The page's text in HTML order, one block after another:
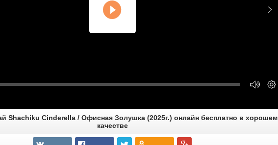
Shachiku Cinderella / Офисная Золушка (2025г.) онлайн бесплатно в хорошем
качестве